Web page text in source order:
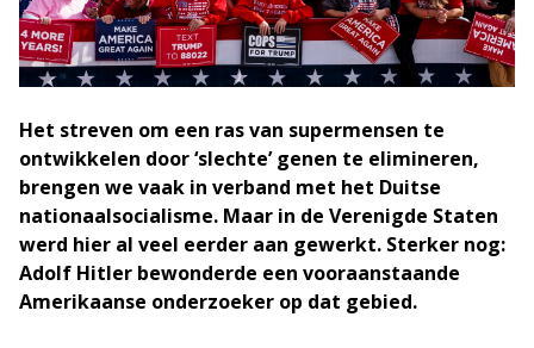
Het streven om een ras van supermensen te
ontwikkelen door ‘slechte’ genen te elimineren,
brengen we vaak in verband met het Duitse
nationaalsocialisme. Maar in de Verenigde Staten
werd hier al veel eerder aan gewerkt. Sterker nog:
Adolf Hitler bewonderde een vooraanstaande
Amerikaanse onderzoeker op dat gebied.